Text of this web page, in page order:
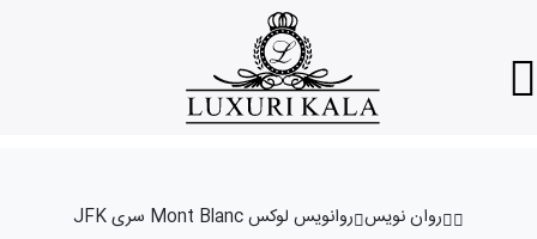
روان نویس روانویس لوکس Mont Blanc سری JFK